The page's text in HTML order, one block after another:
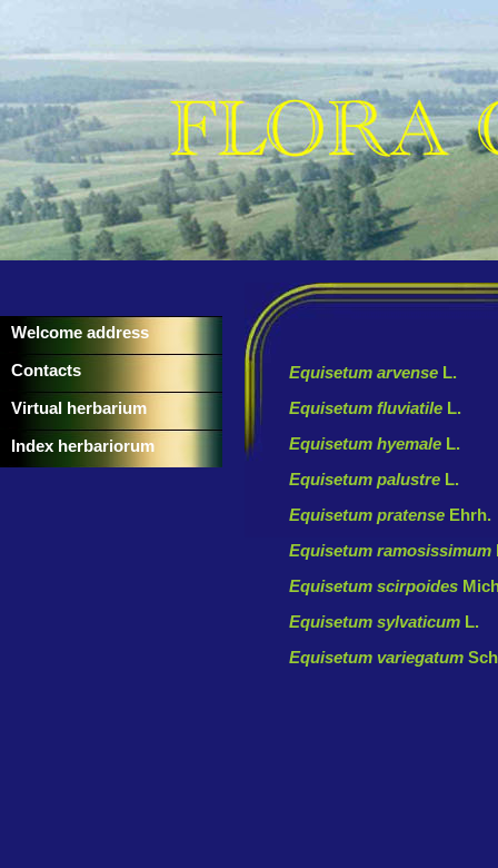
Welcome address
Contacts
Virtual herbarium
Index herbariorum
Equisetum arvense L.
Equisetum fluviatile L.
Equisetum hyemale L.
Equisetum palustre L.
Equisetum pratense Ehrh.
Equisetum ramosissimum
Equisetum scirpoides
Equisetum sylvaticum L.
Equisetum variegatum